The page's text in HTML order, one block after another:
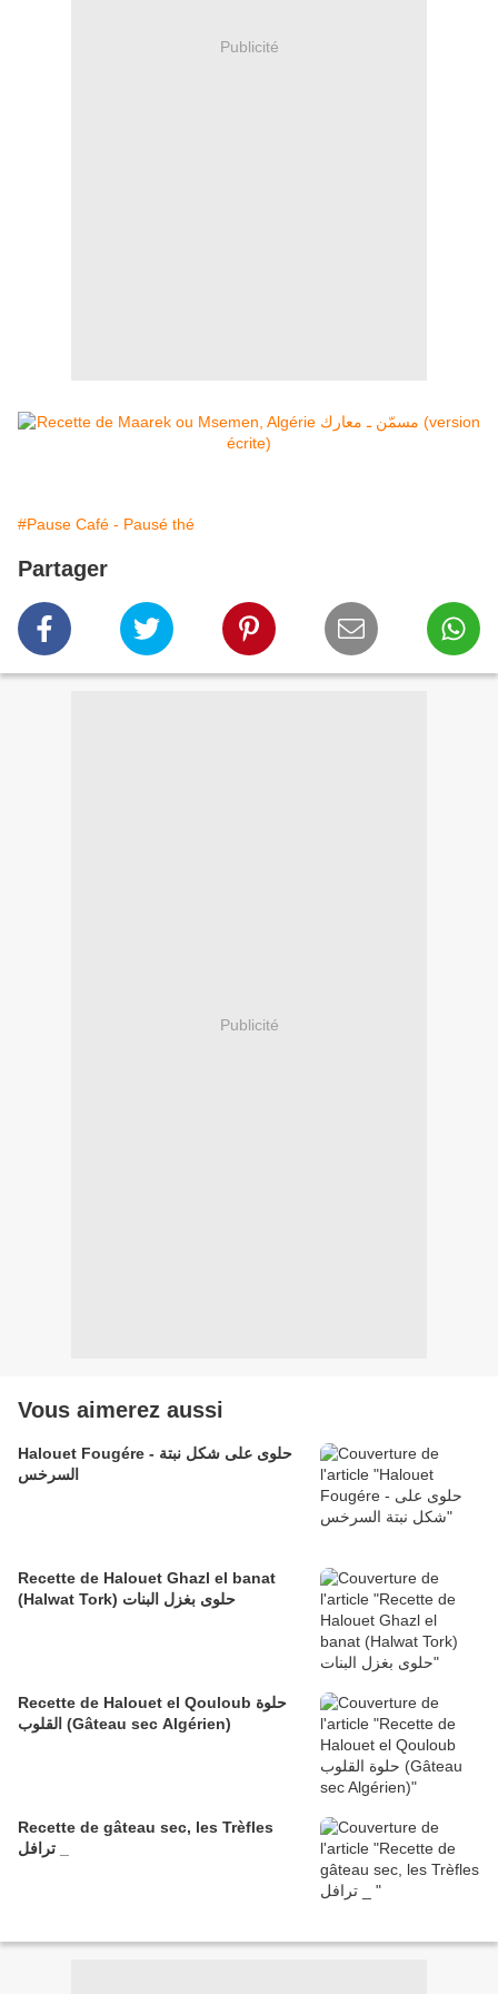
Publicité
#Pause Café - Pausé thé
Partager
Publicité
Vous aimerez aussi
Halouet Fougére - حلوى على شكل نبتة
السرخس
Recette de Halouet Ghazl el banat
(Halwat Tork) حلوى بغزل البنات
Recette de Halouet el Qouloub حلوة
القلوب (Gâteau sec Algérien)
Recette de gâteau sec, les Trèfles